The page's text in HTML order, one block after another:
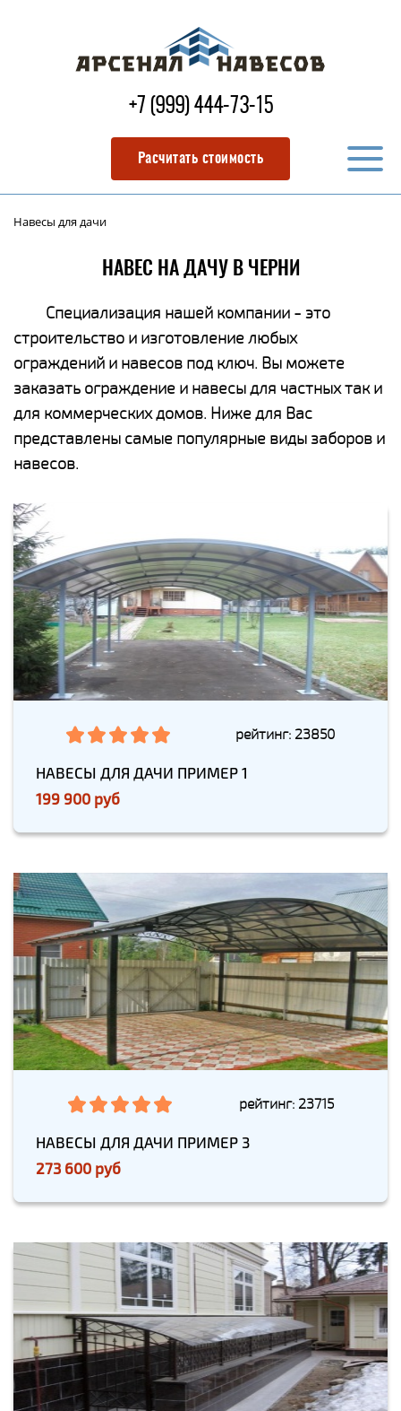
+7 (999) 444-73-15
Расчитать стоимость
Навесы для дачи
НАВЕС НА ДАЧУ В ЧЕРНИ
Специализация нашей компании - это
строительство и изготовление любых
ограждений и навесов под ключ. Вы можете
заказать ограждение и навесы для частных так и
для коммерческих домов. Ниже для Вас
представлены самые популярные виды заборов и
навесов.
рейтинг: 23850
НАВЕСЫ ДЛЯ ДАЧИ ПРИМЕР 1
199 900 руб
рейтинг: 23715
НАВЕСЫ ДЛЯ ДАЧИ ПРИМЕР 3
273 600 руб